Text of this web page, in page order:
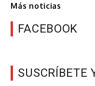
Más noticias
FACEBOOK
SUSCRÍBETE